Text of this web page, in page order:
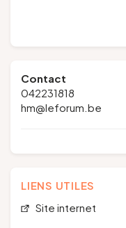
Contact
042231818
hm@leforum.be
LIENS UTILES
Site internet